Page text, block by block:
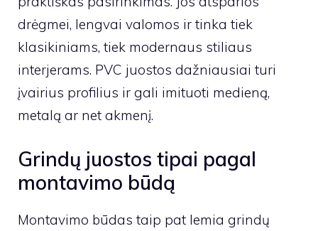
drėgmei, lengvai valomos ir tinka tiek
klasikiniams, tiek modernaus stiliaus
interjerams. PVC juostos dažniausiai turi
įvairius profilius ir gali imituoti medieną,
metalą ar net akmenį.
Grindų juostos tipai pagal
montavimo būdą
Montavimo būdas taip pat lemia grindų